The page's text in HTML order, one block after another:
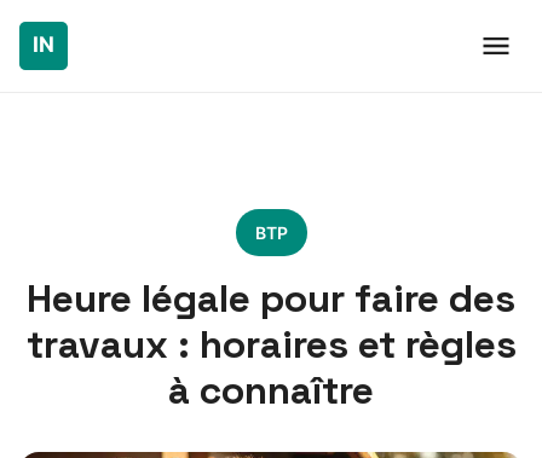
BTP
Heure légale pour faire des
travaux : horaires et règles
à connaître